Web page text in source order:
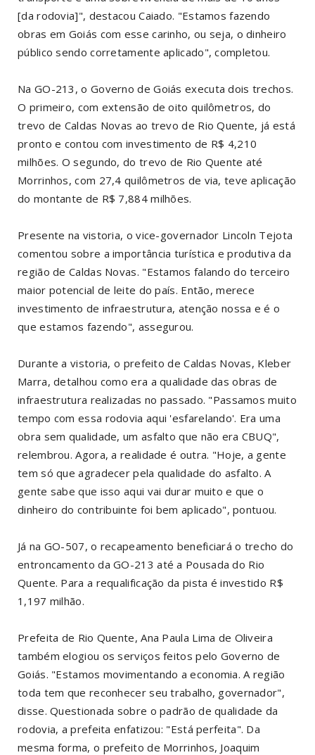
[da rodovia]", destacou Caiado. "Estamos fazendo
obras em Goiás com esse carinho, ou seja, o dinheiro
público sendo corretamente aplicado", completou.
Na GO-213, o Governo de Goiás executa dois trechos.
O primeiro, com extensão de oito quilômetros, do
trevo de Caldas Novas ao trevo de Rio Quente, já está
pronto e contou com investimento de R$ 4,210
milhões. O segundo, do trevo de Rio Quente até
Morrinhos, com 27,4 quilômetros de via, teve aplicação
do montante de R$ 7,884 milhões.
Presente na vistoria, o vice-governador Lincoln Tejota
comentou sobre a importância turística e produtiva da
região de Caldas Novas. "Estamos falando do terceiro
maior potencial de leite do país. Então, merece
investimento de infraestrutura, atenção nossa e é o
que estamos fazendo", assegurou.
Durante a vistoria, o prefeito de Caldas Novas, Kleber
Marra, detalhou como era a qualidade das obras de
infraestrutura realizadas no passado. "Passamos muito
tempo com essa rodovia aqui 'esfarelando'. Era uma
obra sem qualidade, um asfalto que não era CBUQ",
relembrou. Agora, a realidade é outra. "Hoje, a gente
tem só que agradecer pela qualidade do asfalto. A
gente sabe que isso aqui vai durar muito e que o
dinheiro do contribuinte foi bem aplicado", pontuou.
Já na GO-507, o recapeamento beneficiará o trecho do
entroncamento da GO-213 até a Pousada do Rio
Quente. Para a requalificação da pista é investido R$
1,197 milhão.
Prefeita de Rio Quente, Ana Paula Lima de Oliveira
também elogiou os serviços feitos pelo Governo de
Goiás. "Estamos movimentando a economia. A região
toda tem que reconhecer seu trabalho, governador",
disse. Questionada sobre o padrão de qualidade da
rodovia, a prefeita enfatizou: "Está perfeita". Da
mesma forma, o prefeito de Morrinhos, Joaquim